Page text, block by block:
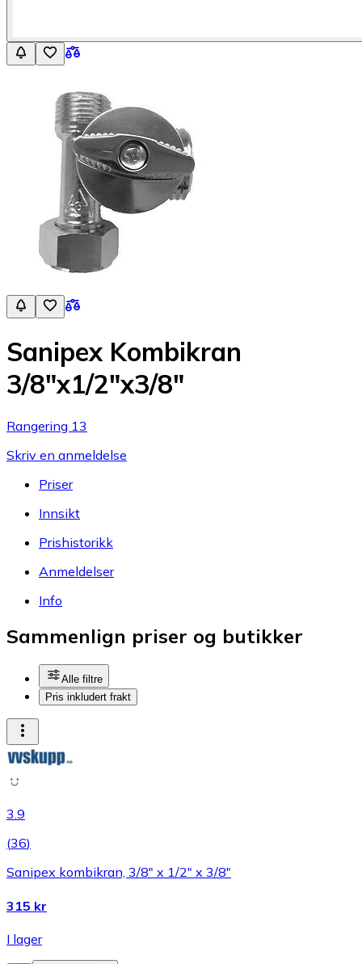
Sanipex Kombikran
3/8"x1/2"x3/8"
Rangering 13
Skriv en anmeldelse
Priser
Innsikt
Prishistorikk
Anmeldelser
Info
Sammenlign priser og butikker
Alle filtre
Pris inkludert frakt
3.9
(36)
Sanipex kombikran, 3/8" x 1/2" x 3/8"
315 kr
I lager